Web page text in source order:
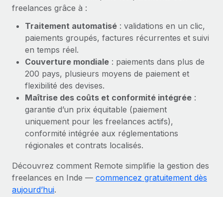
freelances grâce à :
Traitement automatisé : validations en un clic,
paiements groupés, factures récurrentes et suivi
en temps réel.
Couverture mondiale : paiements dans plus de
200 pays, plusieurs moyens de paiement et
flexibilité des devises.
Maîtrise des coûts et conformité intégrée :
garantie d’un prix équitable (paiement
uniquement pour les freelances actifs),
conformité intégrée aux réglementations
régionales et contrats localisés.
Découvrez comment Remote simplifie la gestion des
freelances en Inde — commencez gratuitement dès
aujourd’hui.